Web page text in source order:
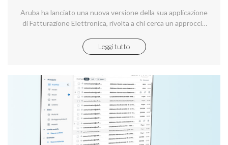
Aruba ha lanciato una nuova versione della sua applicazione
di Fatturazione Elettronica, rivolta a chi cerca un approccio
Leggi tutto